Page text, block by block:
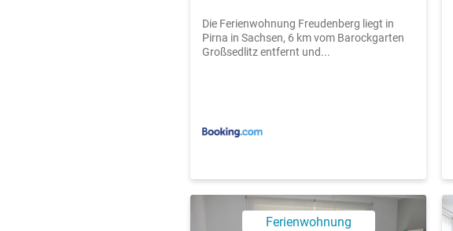
Die Ferienwohnung Freudenberg liegt in
Pirna in Sachsen, 6 km vom Barockgarten
Großsedlitz entfernt und...
Ferienwohnung